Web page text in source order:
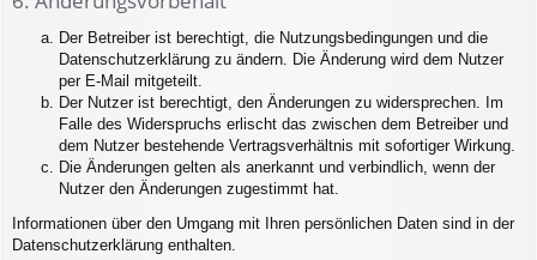
Der Betreiber ist berechtigt, die Nutzungsbedingungen und die
Datenschutzerklärung zu ändern. Die Änderung wird dem Nutzer
per E-Mail mitgeteilt.
Der Nutzer ist berechtigt, den Änderungen zu widersprechen. Im
Falle des Widerspruchs erlischt das zwischen dem Betreiber und
dem Nutzer bestehende Vertragsverhältnis mit sofortiger Wirkung.
Die Änderungen gelten als anerkannt und verbindlich, wenn der
Nutzer den Änderungen zugestimmt hat.
Informationen über den Umgang mit Ihren persönlichen Daten sind in der
Datenschutzerklärung enthalten.